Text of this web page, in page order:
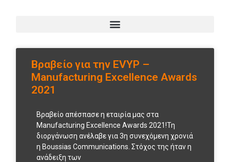
Βραβείο για την EVYP –
Manufacturing Excellence Awards
2021
Βραβείο απέσπασε η εταιρία μας στα
Manufacturing Excellence Awards 2021!Τη
διοργάνωση ανέλαβε για 3η συνεχόμενη χρονιά
η Boussias Communications. Στόχος της ήταν η
ανάδειξη των